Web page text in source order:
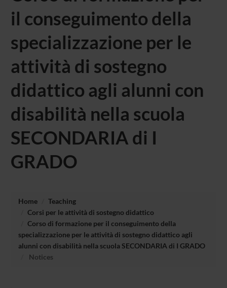
il conseguimento della
specializzazione per le
attività di sostegno
didattico agli alunni con
disabilità nella scuola
SECONDARIA di I
GRADO
Home
Teaching
Corsi per le attività di sostegno didattico
Corso di formazione per il conseguimento della
specializzazione per le attività di sostegno didattico agli
alunni con disabilità nella scuola SECONDARIA di I GRADO
Notices